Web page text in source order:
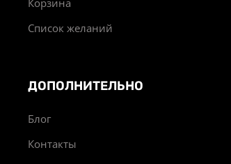
Список желаний
ДОПОЛНИТЕЛЬНО
Блог
Контакты